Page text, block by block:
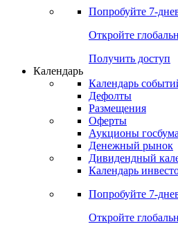
Попробуйте 7-
Откройте
Получить доступ
Календарь
Календарь
Дефолты
Размещения
Оферты
Аукционы
Денежный рынок
Дивидендный
Календарь
Попробуйте 7-
Откройте